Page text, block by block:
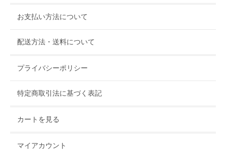
お支払い方法について
配送方法・送料について
プライバシーポリシー
特定商取引法に基づく表記
カートを見る
マイアカウント